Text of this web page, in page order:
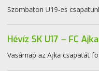
Szombaton U19-es
Hévíz SK U17 – FC
Vasárnap az Ajka csapatát